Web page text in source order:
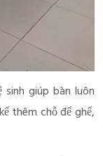
giúp bàn luôn
thêm chỗ để ghế,